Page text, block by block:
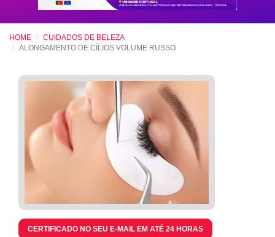
HOME
CUIDADOS DE BELEZA
ALONGAMENTO DE CÍLIOS VOLUME RUSSO
CERTIFICADO NO SEU E-MAIL EM ATÉ 24 HORAS